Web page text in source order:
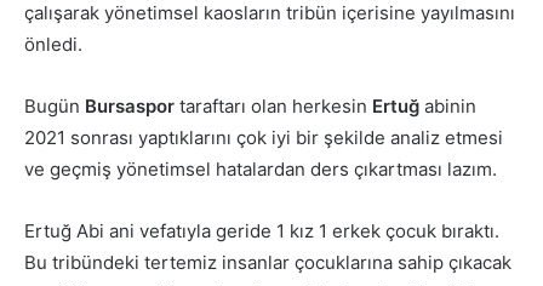
çalışarak yönetimsel kaosların tribün içerisine yayılmasını
önledi.
Bugün Bursaspor taraftarı olan herkesin Ertuğ abinin
2021 sonrası yaptıklarını çok iyi bir şekilde analiz etmesi
ve geçmiş yönetimsel hatalardan ders çıkartması lazım.
Ertuğ Abi ani vefatıyla geride 1 kız 1 erkek çocuk bıraktı.
Bu tribündeki tertemiz insanlar çocuklarına sahip çıkacak